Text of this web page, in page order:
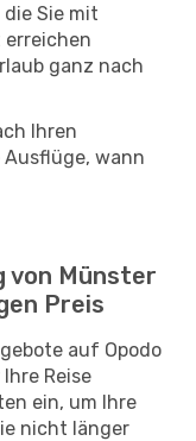
Sie mit
ganz nach
Ihren
wann
von Münster
Preis
auf Opodo
Reise
ein, um Ihre
nicht länger